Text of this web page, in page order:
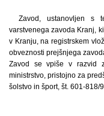
Zavod, ustanovljen s
varstvenega zavoda Kranj,
v Kranju, na registrskem
obveznosti prejšnjega
Zavod se vpiše v razvid
ministrstvo, pristojno za
šolstvo in šport, št. 601-818/